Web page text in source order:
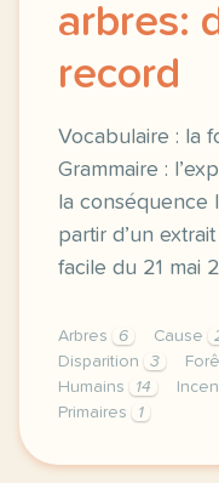
arbres:
record
Vocabulaire : la
Grammaire :
la conséquence
partir d’un
facile du 21 mai
Arbres 6 Cause
Disparition
3
Humains
14
Primaires
1
exercice b1